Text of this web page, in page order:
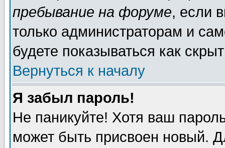
пребывание на форуме, если
только администраторам и
будете показываться как
Вернуться к началу
Я забыл пароль!
Не паникуйте! Хотя ваш
может быть присвоен новый.